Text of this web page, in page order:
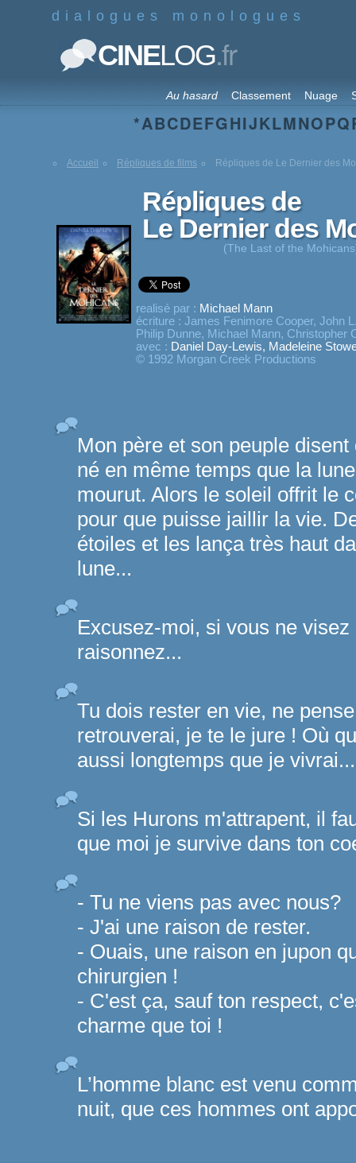
dialogues monologues
CINELOG.fr
Au hasard Classement Nuage
*ABCDEFGHIJKLMNOPQ
Accueil Répliques de films Répliques de Le Dernier des
Répliques de
Le Dernier des
(The Last of the
realisé par : Michael Mann
écriture : James Fenimore Cooper, John
Philip Dunne, Michael Mann, Christopher
avec : Daniel Day-Lewis, Madeleine
© 1992 Morgan Creek Productions
Mon père et son peuple
né en même temps que la
mourut. Alors le soleil offrit le
pour que puisse jaillir la vie.
étoiles et les lança très haut
lune...
Excusez-moi, si vous ne
raisonnez...
Tu dois rester en vie, ne
retrouverai, je te le jure ! Où
aussi longtemps que je vivrai...
Si les Hurons m'attrapent, il
que moi je survive dans ton
- Tu ne viens pas avec nous?
- J'ai une raison de rester.
- Ouais, une raison en jupon
chirurgien !
- C'est ça, sauf ton respect,
charme que toi !
L’homme blanc est venu
nuit, que ces hommes ont